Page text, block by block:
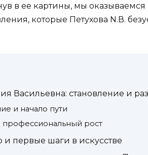
в ее картины, мы
которые Петухова N.В.
Васильевна: становление и
и начало пути
профессиональный рост
и первые шаги в искусстве